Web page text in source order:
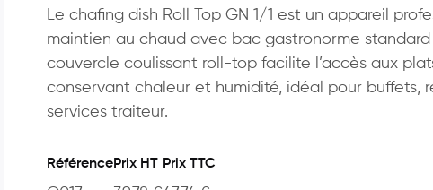
Le chafing dish Roll Top GN 1/1 est un appareil
maintien au chaud avec bac gastronorme standard
couvercle coulissant roll-top facilite l’accès aux
conservant chaleur et humidité, idéal pour buffets,
services traiteur.
RéférencePrix HT Prix TTC